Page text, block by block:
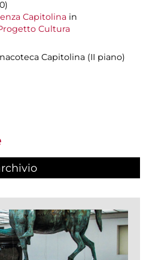
Capitolina in
Cultura
Capitolina (II piano)